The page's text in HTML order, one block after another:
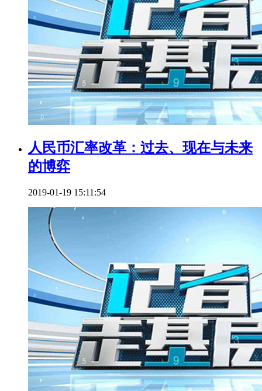
人民币汇率改革：过去、现在与未来
的博弈
2019-01-19 15:11:54